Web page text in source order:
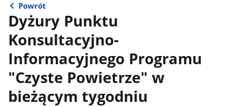
Powrót
Dyżury Punktu
Konsultacyjno-
Informacyjnego Programu
"Czyste Powietrze" w
bieżącym tygodniu